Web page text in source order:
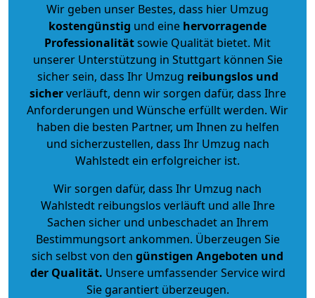
Wir geben unser Bestes, dass hier Umzug
kostengünstig und eine hervorragende
Professionalitätsowie Qualität bietet. Mit
unserer Unterstützung in Stuttgart können Sie
sicher sein, dass Ihr Umzug reibungslos und
sicherverläuft, denn wir sorgen dafür, dass Ihre
Anforderungen und Wünsche erfüllt werden. Wir
haben die besten Partner, um Ihnen zu helfen
und sicherzustellen, dass Ihr Umzug nach
Wahlstedt ein erfolgreicher ist.
Wir sorgen dafür, dass Ihr Umzug nach
Wahlstedt reibungslos verläuft und alle Ihre
Sachen sicher und unbeschadet an Ihrem
Bestimmungsort ankommen. Überzeugen Sie
sich selbst von den günstigen Angeboten und
der Qualität. Unsere umfassender Service wird
Sie garantiert überzeugen.